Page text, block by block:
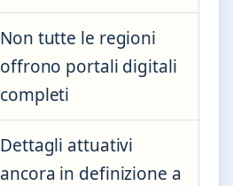
Non tutte le regioni
offrono portali digitali
completi
Dettagli attuativi
ancora in definizione a